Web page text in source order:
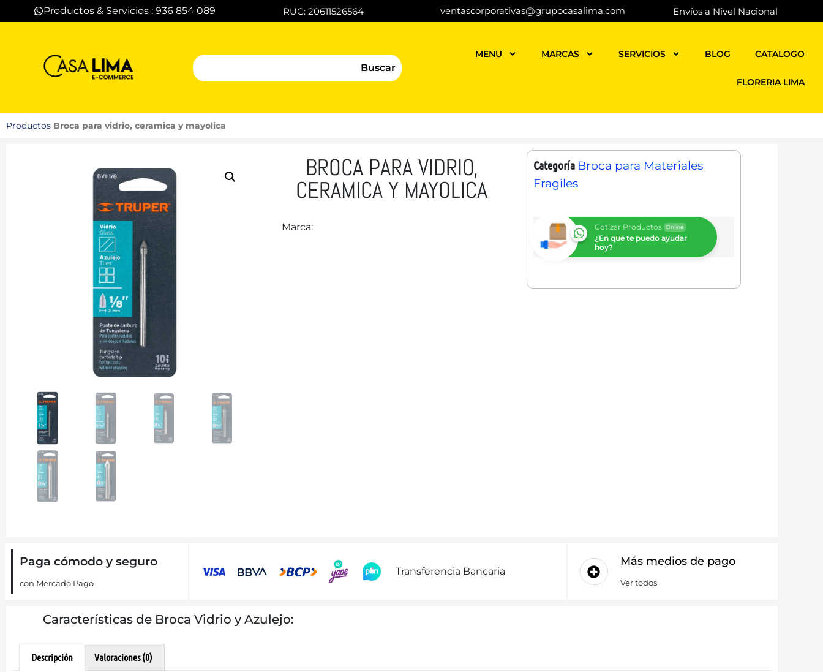
Productos & Servicios : 936 854 089 RUC: 20611526564 ventascorporativas@grupocasalima.com Envíos a Nivel Nacional
Buscar
MENU MARCAS SERVICIOS BLOG CATALOGO
FLORERIA LIMA
Productos Broca para vidrio, ceramica y mayolica
BROCA PARA VIDRIO,
CERAMICA Y MAYOLICA
Marca:
Categoría Broca para Materiales
Fragiles
Cotizar Productos Online
¿En que te puedo ayudar
hoy?
Paga cómodo y seguro
con Mercado Pago
Transferencia Bancaria
Más medios de pago
Ver todos
Características de Broca Vidrio y Azulejo:
Descripción Valoraciones (0)